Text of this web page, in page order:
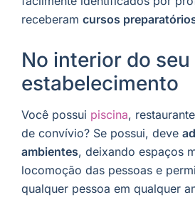
receberam cursos
No interior do seu
estabelecimento
Você possui piscina,
de convívio? Se possui, deve
ambientes, deixando espaços
locomoção das pessoas e
qualquer pessoa em qualquer